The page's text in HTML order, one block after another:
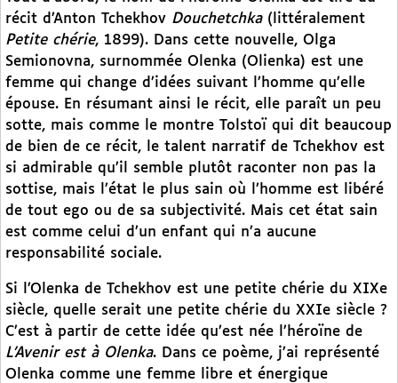
récit d’Anton Tchekhov Douchetchka (littéralement
Petite chérie, 1899). Dans cette nouvelle, Olga
Semionovna, surnommée Olenka (Olienka) est une
femme qui change d’idées suivant l’homme qu’elle
épouse. En résumant ainsi le récit, elle paraît un peu
sotte, mais comme le montre Tolstoï qui dit beaucoup
de bien de ce récit, le talent narratif de Tchekhov est
si admirable qu’il semble plutôt raconter non pas la
sottise, mais l’état le plus sain où l’homme est libéré
de tout ego ou de sa subjectivité. Mais cet état sain
est comme celui d’un enfant qui n’a aucune
responsabilité sociale.
Si l’Olenka de Tchekhov est une petite chérie du XIXe
siècle, quelle serait une petite chérie du XXIe siècle ?
C’est à partir de cette idée qu’est née l’héroïne de
L’Avenir est à Olenka. Dans ce poème, j’ai représenté
Olenka comme une femme libre et énergique